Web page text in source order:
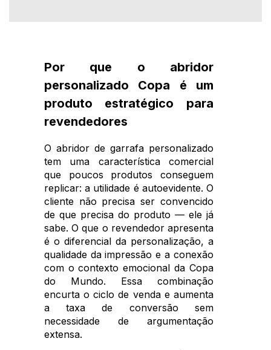
Por que o abridor
personalizado Copa é um
produto estratégico para
revendedores
O abridor de garrafa personalizado
tem uma característica comercial
que poucos produtos conseguem
replicar: a utilidade é autoevidente. O
cliente não precisa ser convencido
de que precisa do produto — ele já
sabe. O que o revendedor apresenta
é o diferencial da personalização, a
qualidade da impressão e a conexão
com o contexto emocional da Copa
do Mundo. Essa combinação
encurta o ciclo de venda e aumenta
a taxa de conversão sem
necessidade de argumentação
extensa.